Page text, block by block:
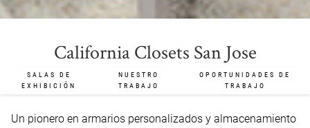
California Closets San Jose
SALAS DE
EXHIBICIÓN
NUESTRO
TRABAJO
OPORTUNIDADES DE
TRABAJO
Un pionero en armarios personalizados y almacenamiento